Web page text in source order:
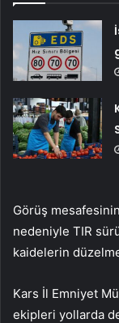
Görüş
nedeniyle TIR
kaidelerin
Kars İl Emniyet
ekipleri yollarda